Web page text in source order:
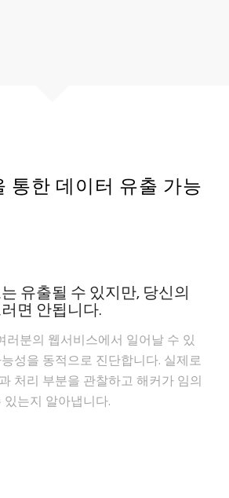
통한 데이터 유출 가능
유출될 수 있지만, 당신의
면 안됩니다.
러분의 웹서비스에서 일어날 수 있
성을 동적으로 진단합니다. 실제로
처리 부분을 관찰하고 해커가 임의
있는지 알아냅니다.